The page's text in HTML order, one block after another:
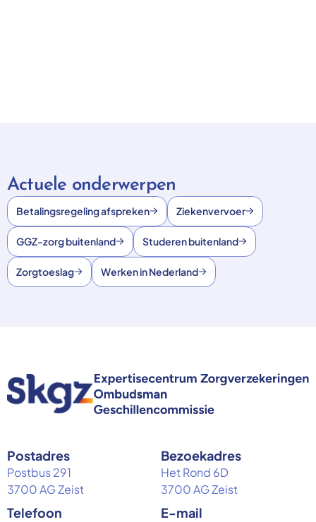
Actuele onderwerpen
Betalingsregeling afspreken Ziekenvervoer
GGZ-zorg buitenland Studeren buitenland
Zorgtoeslag Werken in Nederland
Postadres
Postbus 291
3700 AG Zeist
Bezoekadres
Het Rond 6D
3700 AG Zeist
Telefoon E-mail